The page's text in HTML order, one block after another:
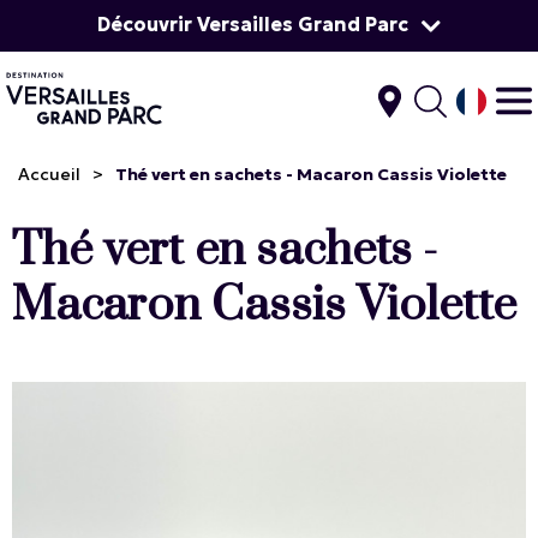
Découvrir Versailles Grand Parc
Accueil > Thé vert en sachets - Macaron Cassis Violette
Thé vert en sachets -
Macaron Cassis Violette